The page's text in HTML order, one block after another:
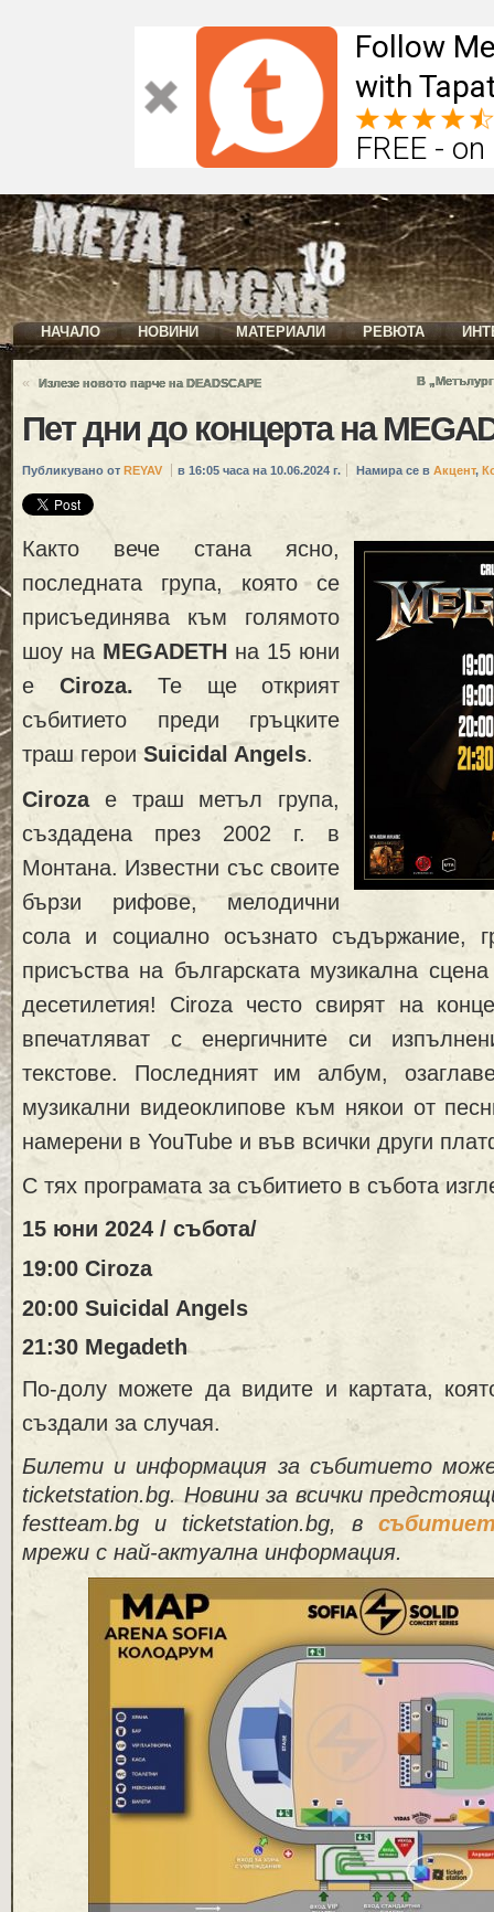
Follow
with
FREE -
НАЧАЛО НОВИНИ МАТЕРИАЛИ РЕВЮТА
« Излезе новото парче на DEADSCAPE В
Пет дни до концерта на
Публикувано от REYAV в 16:05 часа на 10.06.2024 г. Намира се в Акцент,
Както вече стана ясно,
последната група, която се
присъединява към голямото
шоу на MEGADETH на 15 юни
е Ciroza. Те ще открият
събитието преди гръцките
траш герои Suicidal Angels.
Cirozaе траш метъл група,
създадена през 2002 г. в
Монтана. Известни със своите
бързи рифове, мелодични
сола и социално осъзнато съдържание,
присъства на българската музикална
десетилетия! Ciroza често свирят на
впечатляват с енергичните си
текстове. Последният им албум,
музикални видеоклипове към някои от
намерени в YouTube и във всички други
С тях програмата за събитието в събота
15 юни 2024 / събота/
19:00 Ciroza
20:00 Suicidal Angels
21:30 Megadeth
По-долу можете да видите и картата,
създали за случая.
Билети и информация за събитието
ticketstation.bg. Новини за всички
festteam.bg и ticketstation.bg, в
мрежи с най-актуална информация.